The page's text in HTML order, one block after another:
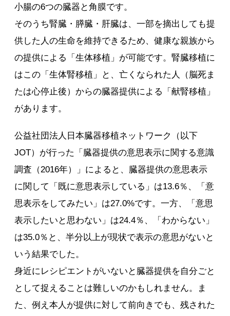
小腸の6つの臓器と角膜です。
そのうち腎臓・膵臓・肝臓は、一部を摘出しても提
供した人の生命を維持できるため、健康な親族から
の提供による「生体移植」が可能です。腎臓移植に
はこの「生体腎移植」と、亡くなられた人（脳死ま
たは心停止後）からの臓器提供による「献腎移植」
があります。
公益社団法人日本臓器移植ネットワーク（以下
JOT）が行った「臓器提供の意思表示に関する意識
調査（2016年）」によると、臓器提供の意思表示
に関して「既に意思表示している」は13.6％、「意
思表示をしてみたい」は27.0%です。一方、「意思
表示したいと思わない」は24.4％、「わからない」
は35.0％と、半分以上が現状で表示の意思がないと
いう結果でした。
身近にレシピエントがいないと臓器提供を自分ごと
として捉えることは難しいのかもしれません。ま
た、例え本人が提供に対して前向きでも、残された